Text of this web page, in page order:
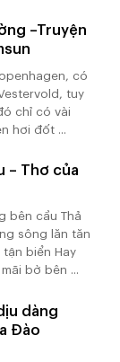
–Truyện
có
tuy
chỉ có vài
hơi đốt ...
– Thơ của
bên cầu Thả
sông lăn tăn
biển Hay
bờ bên ...
dàng
Đào